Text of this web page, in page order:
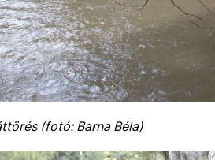
(fotó: Barna Béla)